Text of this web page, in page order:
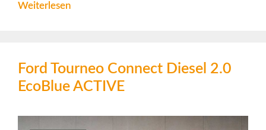
Weiterlesen
Ford Tourneo Connect Diesel 2.0
EcoBlue ACTIVE